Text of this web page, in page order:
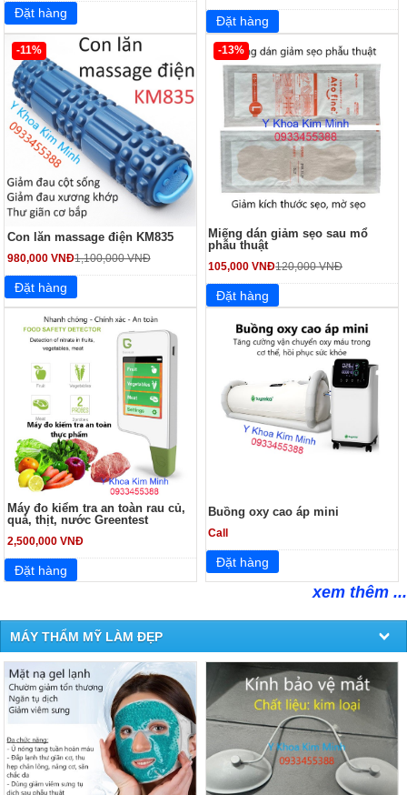
-11%
Con lăn massage điện KM835
980,000 VNĐ1,100,000 VNĐ
-13%
Miếng dán giảm sẹo sau mổ
phẫu thuật
105,000 VNĐ120,000 VNĐ
Máy đo kiểm tra an toàn rau củ,
quả, thịt, nước Greentest
2,500,000 VNĐ
Buồng oxy cao áp mini
Call
xem thêm ...
MÁY THẨM MỸ LÀM ĐẸP